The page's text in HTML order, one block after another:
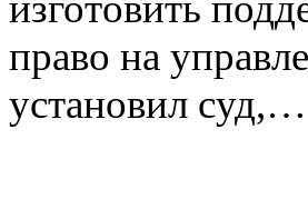
право на
установил суд,…